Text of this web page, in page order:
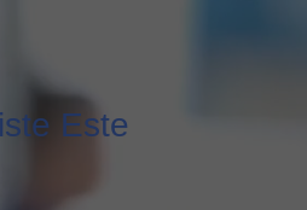
Este